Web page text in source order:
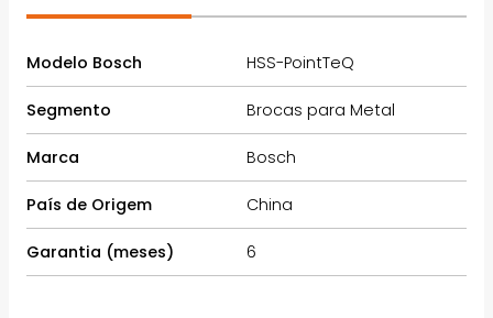
Modelo Bosch HSS-PointTeQ
Segmento Brocas para Metal
Marca Bosch
País de Origem China
Garantia (meses) 6